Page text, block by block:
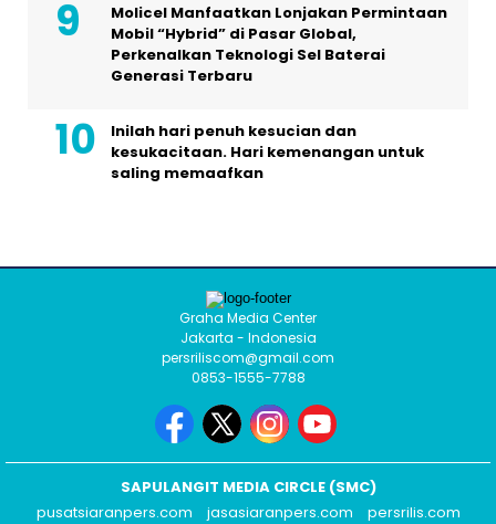
Molicel Manfaatkan Lonjakan Permintaan
Mobil “Hybrid” di Pasar Global,
Perkenalkan Teknologi Sel Baterai
Generasi Terbaru
Inilah hari penuh kesucian dan
kesukacitaan. Hari kemenangan untuk
saling memaafkan
Graha Media Center
Jakarta - Indonesia
persriliscom@gmail.com
0853-1555-7788
SAPULANGIT MEDIA CIRCLE (SMC)
pusatsiaranpers.com
jasasiaranpers.com
persrilis.com